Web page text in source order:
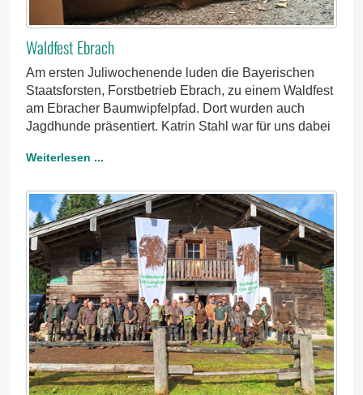
Waldfest Ebrach
Am ersten Juliwochenende luden die Bayerischen
Staatsforsten, Forstbetrieb Ebrach, zu einem Waldfest
am Ebracher Baumwipfelpfad. Dort wurden auch
Jagdhunde präsentiert. Katrin Stahl war für uns dabei
Weiterlesen ...